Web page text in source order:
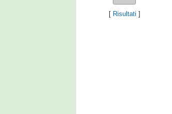
[ Risultati ]